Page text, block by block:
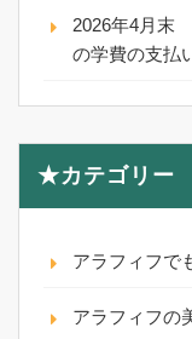
2026年4月末
の学費の支払
★カテゴリー
アラフィフで
アラフィフの